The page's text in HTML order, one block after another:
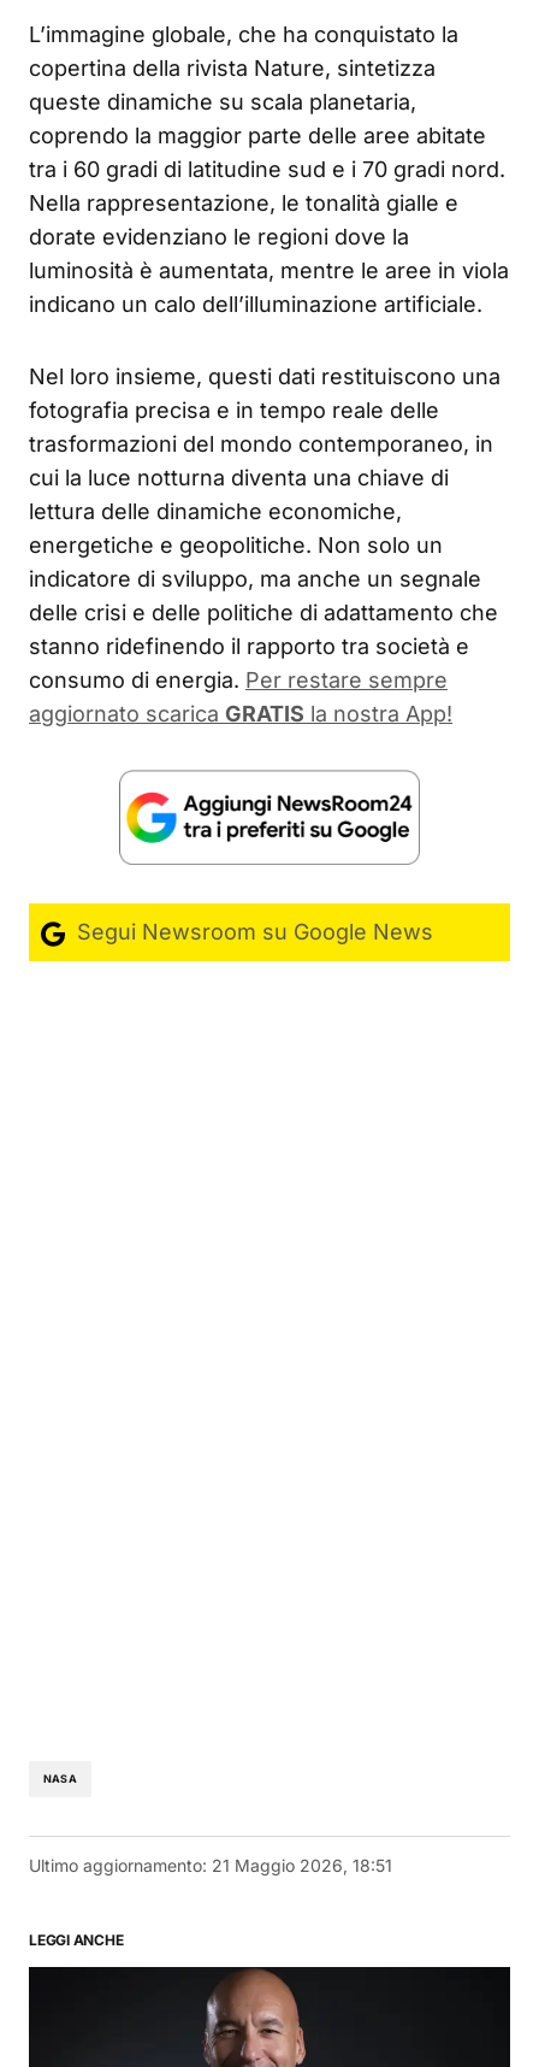
L’immagine globale, che ha conquistato la
copertina della rivista Nature, sintetizza
queste dinamiche su scala planetaria,
coprendo la maggior parte delle aree abitate
tra i 60 gradi di latitudine sud e i 70 gradi nord.
Nella rappresentazione, le tonalità gialle e
dorate evidenziano le regioni dove la
luminosità è aumentata, mentre le aree in viola
indicano un calo dell’illuminazione artificiale.
Nel loro insieme, questi dati restituiscono una
fotografia precisa e in tempo reale delle
trasformazioni del mondo contemporaneo, in
cui la luce notturna diventa una chiave di
lettura delle dinamiche economiche,
energetiche e geopolitiche. Non solo un
indicatore di sviluppo, ma anche un segnale
delle crisi e delle politiche di adattamento che
stanno ridefinendo il rapporto tra società e
consumo di energia. Per restare sempre
aggiornato scarica GRATIS la nostra App!
Segui Newsroom su Google News
NASA
Ultimo aggiornamento: 21 Maggio 2026, 18:51
LEGGI ANCHE